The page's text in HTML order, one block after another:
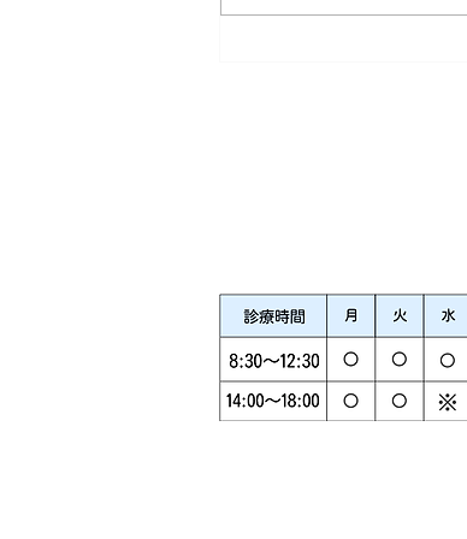
通常通り診療してます